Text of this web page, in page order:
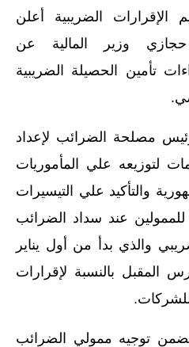
الإقرارات الضريبية أعلن
حجازي وزير المالية عن
تأمين الحصيلة الضريبية
مصلحة الضرائب لإعداد
لتوزيعه علي المأموريات
والتأكيد علي التيسيرات
للممولين عند سداد الضرائب
والذي بدأ من أول يناير
ويستمرحتي 31مارس المقبل بالنسبة لإقرارات
توجيه ممولي الضرائب